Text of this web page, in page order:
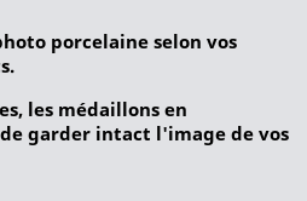
porcelaine selon vos
les médaillons en
garder intact l'image de vos